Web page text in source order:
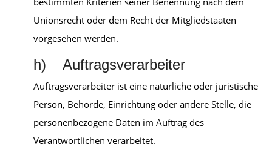
Unionsrecht oder dem Recht der Mitgliedstaaten
vorgesehen werden.
h) Auftragsverarbeiter
Auftragsverarbeiter ist eine natürliche oder juristische
Person, Behörde, Einrichtung oder andere Stelle, die
personenbezogene Daten im Auftrag des
Verantwortlichen verarbeitet.